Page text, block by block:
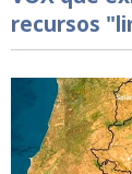
recursos